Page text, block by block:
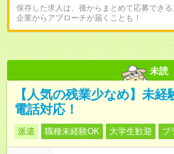
保存した求人は、後からまとめて応募できる
企業からアプローチが届くことも！
未読
【人気の残業少なめ】未
電話対応！
派遣 職種未経験OK 大学生歓迎 ブ